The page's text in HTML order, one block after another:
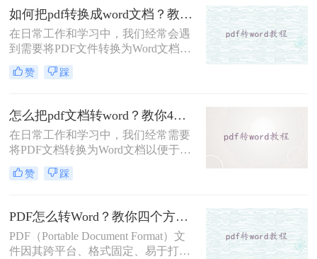
享和存档，但Word（Microsoft
Word）文档则因其强大的编辑功能而
更受用户青睐。那么pdf表格如何转
word表格呢？本文将深入探讨几种将
PDF表格转换为Word表格的有效方
法，并分析每种方法的优缺点及适用
如何把pdf转换成word文档？教你3种简单的方法！
在日常工作和学习中，我们经常会遇
到需要将PDF文件转换为Word文档的
情况。PDF文件因其格式固定、不易
被篡改的特点而广受欢迎，但在需要
显得更为灵活和方便。那么如何把pdf
转换成word文档呢？本文将介绍三种
将PDF转换成Word文档的实用方法，
帮助您轻松应对这一需求。
赞 踩
怎么把pdf文档转word？教你4招快速转换！
在日常工作和学习中，我们经常需要
将PDF文档转换为Word文档以便于编
辑和修改。PDF（Portable Document
Format）格式因其良好的稳定性和跨
辑性也带来了一定的不便。那么怎么
把pdf文档转word呢？本文将详细介绍
几种将PDF文档转换为Word文档的方
法，并简要概述每种方法的特点和适
赞 踩
PDF怎么转Word？教你四个方法！
PDF（Portable Document Format）文
件因其跨平台、格式固定、易于打印